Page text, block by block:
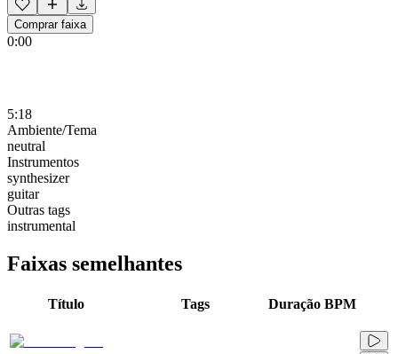
Comprar faixa
0:00
5:18
Ambiente/Tema
neutral
Instrumentos
synthesizer
guitar
Outras tags
instrumental
Faixas semelhantes
Título Tags Duração BPM